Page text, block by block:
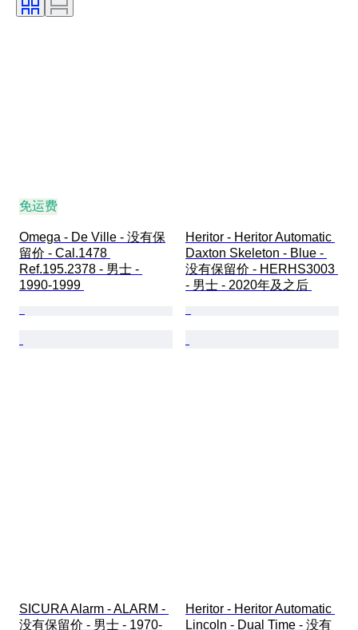
时代
免运费
Omega - De Ville - 没有保
留价 - Cal.1478
Ref.195.2378 - 男士 -
1990-1999
Heritor - Heritor Automatic
Daxton Skeleton - Blue -
没有保留价 - HERHS3003
- 男士 - 2020年及之后
SICURA Alarm - ALARM -
没有保留价 - 男士 - 1970-
Heritor - Heritor Automatic
Lincoln - Dual Time - 没有